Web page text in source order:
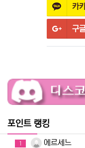
카
구
포인트 랭킹
1 에르세느